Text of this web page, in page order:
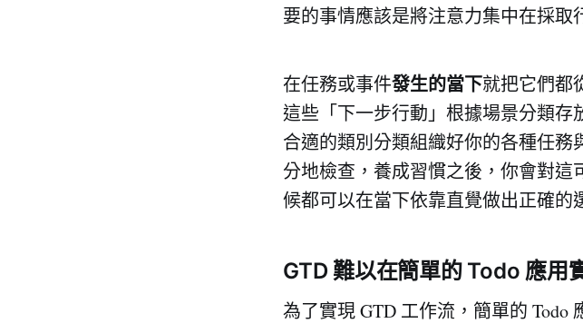
要的事情應該是將注意力集中在採取
在任務或事件發生的當下就把它們都
這些「下一步行動」根據場景分類存
合適的類別分類組織好你的各種任
分地檢查，養成習慣之後，你會對
候都可以在當下依靠直覺做出正確的
GTD 難以在簡單的 Todo 應用
為了實現 GTD 工作流，簡單的 Todo